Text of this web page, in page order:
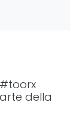
#toorx
della